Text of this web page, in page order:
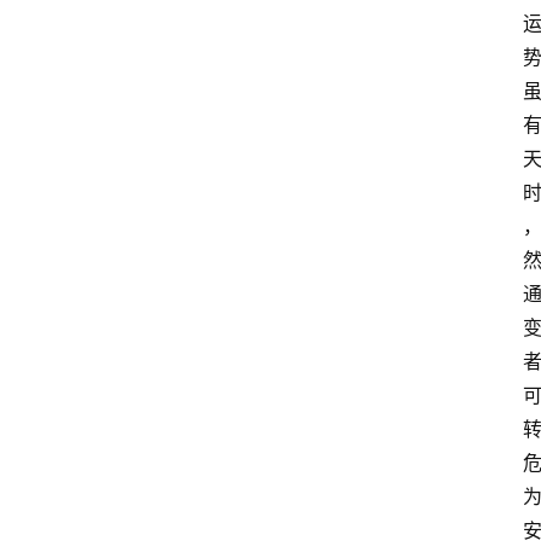
运
势
虽
有
天
时
，
然
通
变
者
可
转
危
为
安